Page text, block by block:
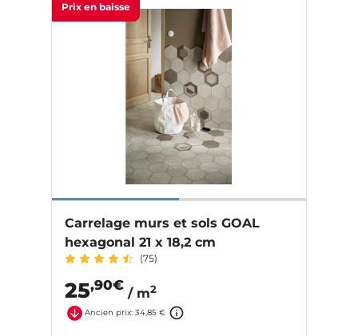
Prix en baisse
Carrelage murs et sols GOAL
hexagonal 21 x 18,2 cm
(75)
25,90€
/ m2
Ancien prix: 34,85 €